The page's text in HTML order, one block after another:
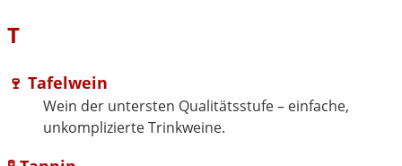
T
🍷 Tafelwein
Wein der untersten Qualitätsstufe – einfache,
unkomplizierte Trinkweine.